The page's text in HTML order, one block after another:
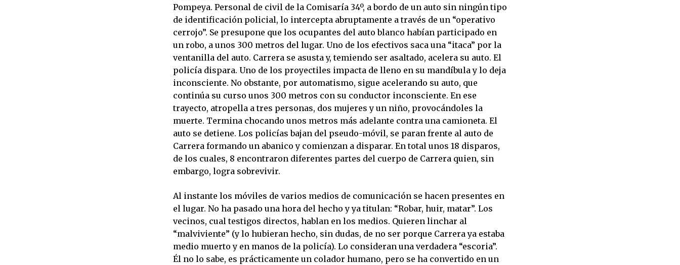
Pompeya. Personal de civil de la Comisaría 34º, a bordo de un auto sin ningún tipo
de identificación policial, lo intercepta abruptamente a través de un “operativo
cerrojo”. Se presupone que los ocupantes del auto blanco habían participado en
un robo, a unos 300 metros del lugar. Uno de los efectivos saca una “itaca” por la
ventanilla del auto. Carrera se asusta y, temiendo ser asaltado, acelera su auto. El
policía dispara. Uno de los proyectiles impacta de lleno en su mandíbula y lo deja
inconsciente. No obstante, por automatismo, sigue acelerando su auto, que
continúa su curso unos 300 metros con su conductor inconsciente. En ese
trayecto, atropella a tres personas, dos mujeres y un niño, provocándoles la
muerte. Termina chocando unos metros más adelante contra una camioneta. El
auto se detiene. Los policías bajan del pseudo-móvil, se paran frente al auto de
Carrera formando un abanico y comienzan a disparar. En total unos 18 disparos,
de los cuales, 8 encontraron diferentes partes del cuerpo de Carrera quien, sin
embargo, logra sobrevivir.
Al instante los móviles de varios medios de comunicación se hacen presentes en
el lugar. No ha pasado una hora del hecho y ya titulan: “Robar, huir, matar”. Los
vecinos, cual testigos directos, hablan en los medios. Quieren linchar al
“malviviente” (y lo hubieran hecho, sin dudas, de no ser porque Carrera ya estaba
medio muerto y en manos de la policía). Lo consideran una verdadera “escoria”.
Él no lo sabe, es prácticamente un colador humano, pero se ha convertido en un